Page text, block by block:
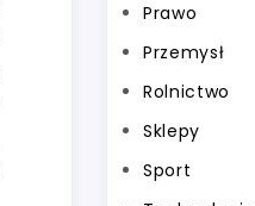
Prawo
Przemysł
Rolnictwo
Sklepy
Sport